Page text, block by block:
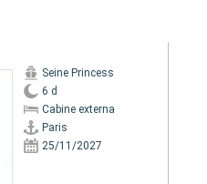
Seine Princess
6 d
Cabine externa
Paris
25/11/2027